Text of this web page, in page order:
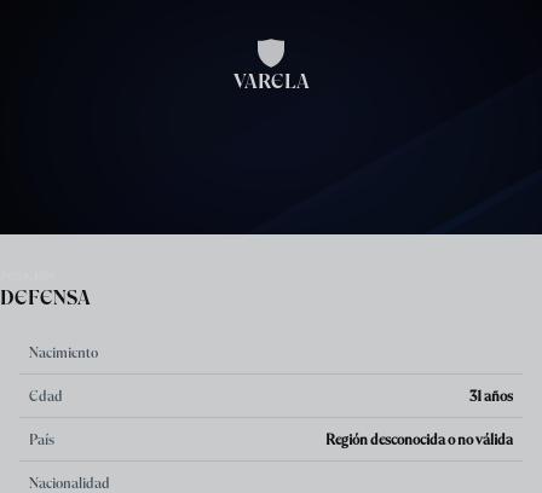
VARELA
DEFENSA
Nacimiento
Edad 31 años
País Región desconocida o no válida
Nacionalidad